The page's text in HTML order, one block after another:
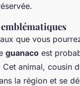
que vous
guanaco est
animal, cousin
la région et se